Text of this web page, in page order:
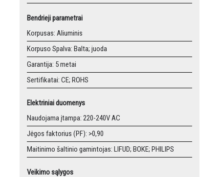
Bendrieji parametrai
Korpusas: Aliuminis
Korpuso Spalva: Balta; juoda
Garantija: 5 metai
Sertifikatai: CE; ROHS
Elektriniai duomenys
Naudojama įtampa: 220-240V AC
Jėgos faktorius (PF): >0,90
Maitinimo šaltinio gamintojas: LIFUD; BOKE; PHILIPS
Veikimo sąlygos